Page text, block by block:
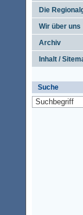
Die
Wir über uns
Archiv
Inhalt /
Suche